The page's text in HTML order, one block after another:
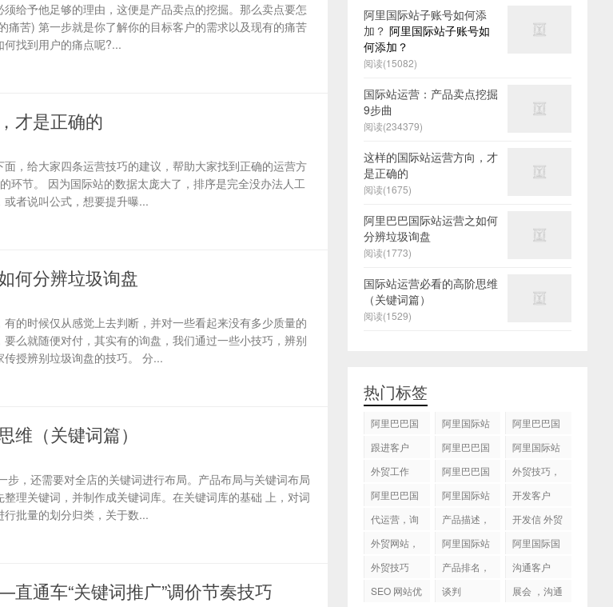
给予他足够的理由，这便是产品卖点的挖掘。那么卖点要怎
苦) 第一步就是你了解你的目标客户的需求以及现有的痛苦
找到用户的痛点呢?...
才是正确的
，给大家四条运营技巧的建议，帮助大家找到正确的运营方
环节。 因为国际站的数据太庞大了，排序是完全没办法人工
者说叫公式，想要提升曝...
何分辨垃圾询盘
的时候仅从感觉上去判断，并对一些看起来没有多少质量的
么就随便对付，其实有的询盘，我们通过一些小技巧，辨别
授辨别垃圾询盘的技巧。 分...
维（关键词篇）
，还需要对全店的关键词进行布局。产品布局与关键词布局
理关键词，并制作成关键词库。在关键词库的基础 上，对词
批量的划分归类，关于数...
通车“关键词推广”调价节奏技巧
阿里国际站子账号如何添
加？ 阿里国际站子账号如
何添加？
阅读(15082)
国际站运营：产品卖点挖掘
9步曲
阅读(234379)
这样的国际站运营方向，才
是正确的
阅读(1675)
阿里巴巴国际站运营之如何
分辨垃圾询盘
阅读(1773)
国际站运营必看的高阶思维
（关键词篇）
阅读(1529)
热门标签
阿里巴巴国
阿里国际站
国际站托管
服务，阿里
服务
阿里巴巴国
跟进客户
阿里巴巴国
阿里国际站
外贸工作
阿里巴巴国
作
外贸技巧，
阿里巴巴国
化
阿里国际站
开发客户
代运营，询
产品描述，
开发信 外贸
外贸网站，
阿里国际站
阿里国际国
外贸技巧
产品排名，
沟通客户
SEO 网站优
谈判
展会 ，沟通